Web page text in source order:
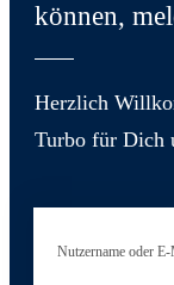
können,
Herzlich
Turbo für Dich
Nutzername oder